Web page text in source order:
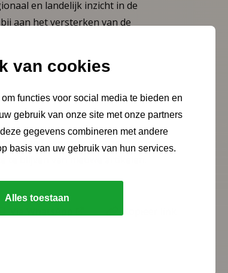
van cookies
functies voor social media te bieden en
gebruik van onze site met onze partners
gegevens combineren met andere
basis van uw gebruik van hun services.
Alles toestaan
en landelijk inzicht in de
aan het versterken van de
of zelf een stuk in te zenden voor
Kopieer link